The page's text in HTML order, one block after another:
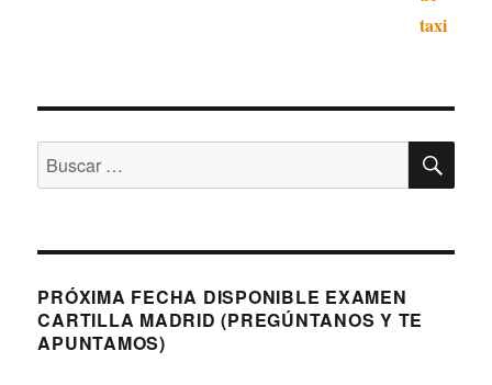
Buscar
por:
PRÓXIMA FECHA DISPONIBLE EXAMEN
CARTILLA MADRID (PREGÚNTANOS Y TE
APUNTAMOS)